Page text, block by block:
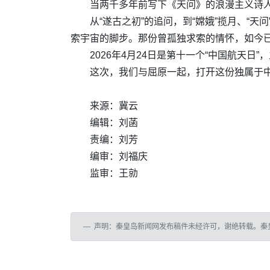
当两千多年前写下《天问》的浪漫主义诗
从“遂古之初”的追问，到“嫦娥”揽月、“
索宇宙的脚步。那份曾孤独求索的情怀，如今
2026年4月24日是第十一个“中国航天日”
这次，我们与屈原一起，打开这份独属于
来源：冀云
编辑：刘菡
责编：刘芳
编审：刘福庆
监审：王勍
声明：秦皇岛新闻网发布稿件未经许可，谢绝转载。